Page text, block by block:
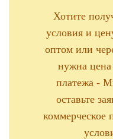
Хотите
условия и
оптом или
нужна
платежа -
оставьте
коммерческое